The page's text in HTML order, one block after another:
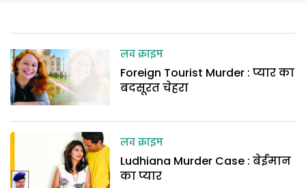
लव क्राइम
Foreign Tourist Murder : प्यार का
बदसूरत चेहरा
लव क्राइम
Ludhiana Murder Case : बेईमान
का प्यार